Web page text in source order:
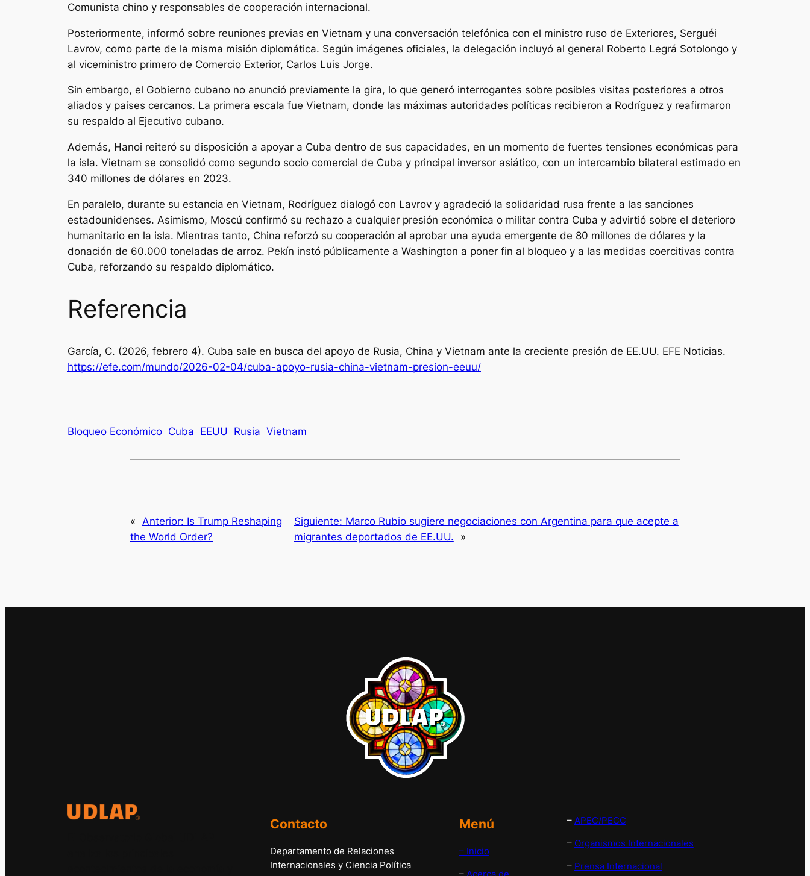
Comunista chino y responsables de cooperación internacional.
Posteriormente, informó sobre reuniones previas en Vietnam y una conversación telefónica con el ministro ruso de Exteriores, Serguéi
Lavrov, como parte de la misma misión diplomática. Según imágenes oficiales, la delegación incluyó al general Roberto Legrá Sotolongo y
al viceministro primero de Comercio Exterior, Carlos Luis Jorge.
Sin embargo, el Gobierno cubano no anunció previamente la gira, lo que generó interrogantes sobre posibles visitas posteriores a otros
aliados y países cercanos. La primera escala fue Vietnam, donde las máximas autoridades políticas recibieron a Rodríguez y reafirmaron
su respaldo al Ejecutivo cubano.
Además, Hanoi reiteró su disposición a apoyar a Cuba dentro de sus capacidades, en un momento de fuertes tensiones económicas para
la isla. Vietnam se consolidó como segundo socio comercial de Cuba y principal inversor asiático, con un intercambio bilateral estimado en
340 millones de dólares en 2023.
En paralelo, durante su estancia en Vietnam, Rodríguez dialogó con Lavrov y agradeció la solidaridad rusa frente a las sanciones
estadounidenses. Asimismo, Moscú confirmó su rechazo a cualquier presión económica o militar contra Cuba y advirtió sobre el deterioro
humanitario en la isla. Mientras tanto, China reforzó su cooperación al aprobar una ayuda emergente de 80 millones de dólares y la
donación de 60.000 toneladas de arroz. Pekín instó públicamente a Washington a poner fin al bloqueo y a las medidas coercitivas contra
Cuba, reforzando su respaldo diplomático.
Referencia
García, C. (2026, febrero 4). Cuba sale en busca del apoyo de Rusia, China y Vietnam ante la creciente presión de EE.UU. EFE Noticias.
https://efe.com/mundo/2026-02-04/cuba-apoyo-rusia-china-vietnam-presion-eeuu/
Bloqueo Económico Cuba EEUU Rusia Vietnam
« Anterior: Is Trump Reshaping
the World Order?
Siguiente: Marco Rubio sugiere negociaciones con Argentina para que acepte a
migrantes deportados de EE.UU.
»
Contacto
Departamento de Relaciones
Internacionales y Ciencia Política
Menú
– Inicio
– APEC/PECC
– Organismos Internacionales
– Prensa Internacional